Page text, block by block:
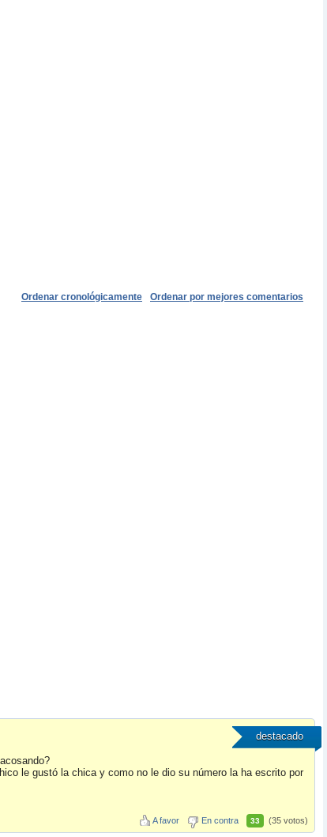
Ordenar por mejores comentarios
Ordenar cronológicamente
destacado
le gustó la chica y como no le dio su número la ha escrito por
A favor En contra 33 (35 votos)